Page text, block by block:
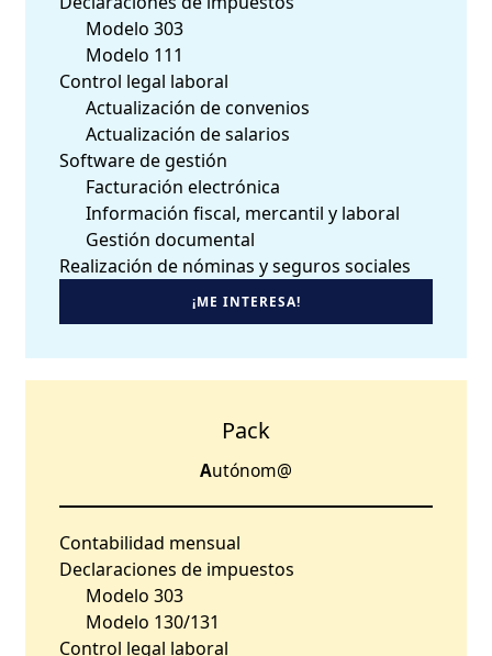
Modelo 303
Modelo 111
Control legal laboral
Actualización de convenios
Actualización de salarios
Software de gestión
Facturación electrónica
Información fiscal, mercantil y laboral
Gestión documental
Realización de nóminas y seguros sociales
¡ME INTERESA!
Pack
Autónom@
Contabilidad mensual
Declaraciones de impuestos
Modelo 303
Modelo 130/131
Control legal laboral